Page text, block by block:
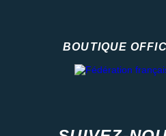
BOUTIQUE